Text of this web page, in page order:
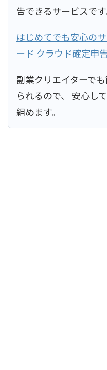
告できるサービスです
はじめてでも安心の
ード クラウド確定申
副業クリエイターで
られるので、 安心し
組めます。